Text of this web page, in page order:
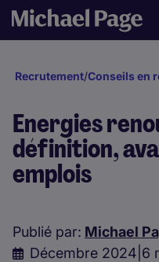
Recrutement/Conseils en
Energies
définition,
emplois
Publié par: Michael
Décembre 2024 6